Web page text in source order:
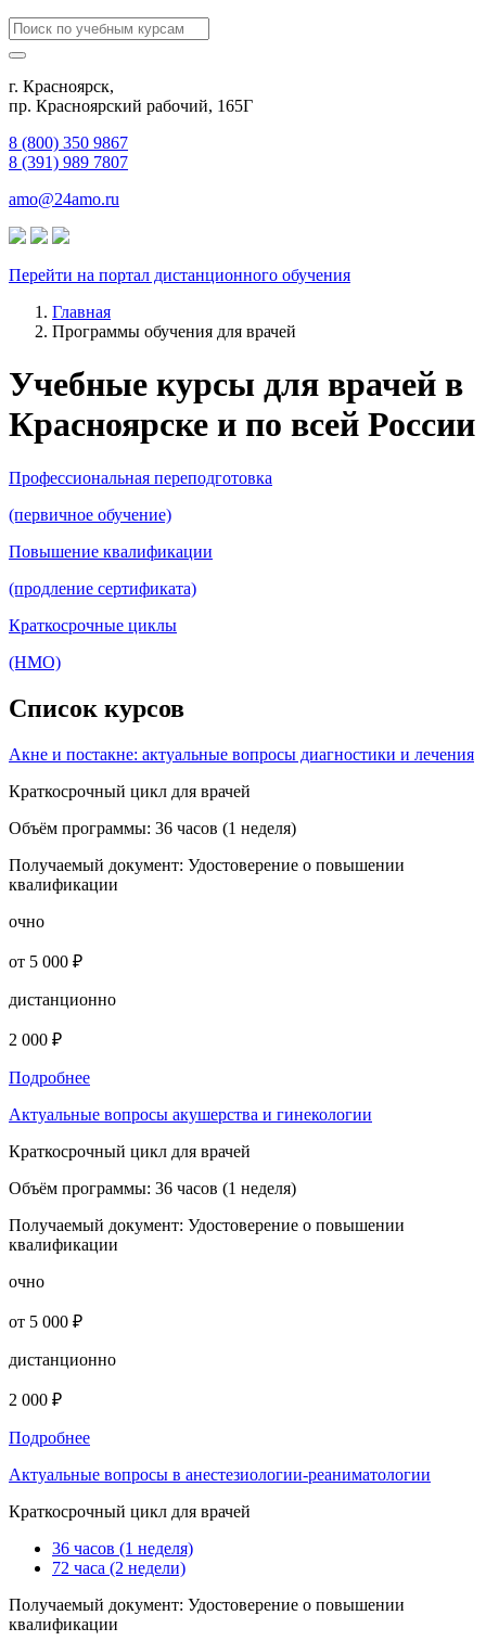
г. Красноярск,
пр. Красноярский рабочий, 165Г
8 (800) 350 9867
8 (391) 989 7807
amo@24amo.ru
Перейти на портал дистанционного обучения
Главная
Программы обучения для врачей
Учебные курсы для врачей в
Красноярске и по всей России
Профессиональная переподготовка
(первичное обучение)
Повышение квалификации
(продление сертификата)
Краткосрочные циклы
(НМО)
Список курсов
Акне и постакне: актуальные вопросы диагностики и лечения
Краткосрочный цикл для врачей
Объём программы: 36 часов (1 неделя)
Получаемый документ: Удостоверение о повышении
квалификации
очно
от 5 000 ₽
дистанционно
2 000 ₽
Подробнее
Актуальные вопросы акушерства и гинекологии
Краткосрочный цикл для врачей
Объём программы: 36 часов (1 неделя)
Получаемый документ: Удостоверение о повышении
квалификации
очно
от 5 000 ₽
дистанционно
2 000 ₽
Подробнее
Актуальные вопросы в анестезиологии-реаниматологии
Краткосрочный цикл для врачей
36 часов (1 неделя)
72 часа (2 недели)
Получаемый документ: Удостоверение о повышении
квалификации